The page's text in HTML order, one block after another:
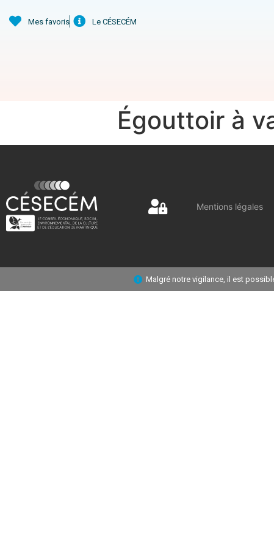
Mes favoris Le CÉSECÉM
Égouttoir à
Mentions légales
Malgré notre vigilance, il est